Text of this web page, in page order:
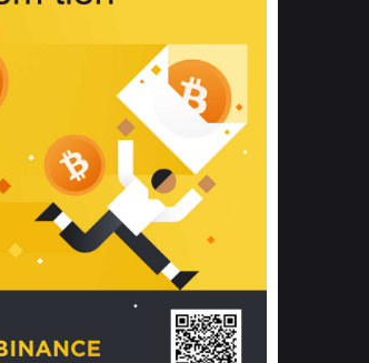
tế còn giúp ngăn ngừa tình trạng kích
khuẩn và nấm mốc trong điều kiện
thời tiết nóng ẩm. Bạn có thể tìm hiểu
thêm các nghiên cứu khoa học về tác
động của giấc ngủ và môi trường
phòng ngủ đối với sức khỏe con
người tại Sleep Foundation (External
Link) để có cái nhìn toàn diện hơn.
2. Các tiêu chí vàng khi lựa chọn
chăn ga gối đệm cao cấp cho phòng
ngủ
Để sở hữu một bộ chăn ga gối đệm
cao cấp hoàn hảo cả về thẩm mỹ lẫn
công năng, người tiêu dùng cần cân
nhắc kỹ lưỡng các tiêu chí quan trọng